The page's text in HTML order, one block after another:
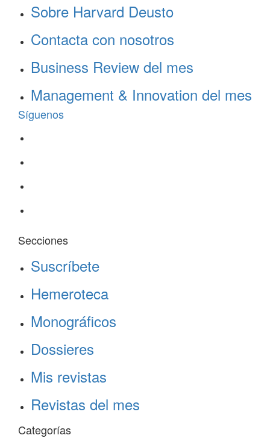
Sobre Harvard Deusto
Contacta con nosotros
Business Review del mes
Management & Innovation del mes
Síguenos
Secciones
Suscríbete
Hemeroteca
Monográficos
Dossieres
Mis revistas
Revistas del mes
Categorías